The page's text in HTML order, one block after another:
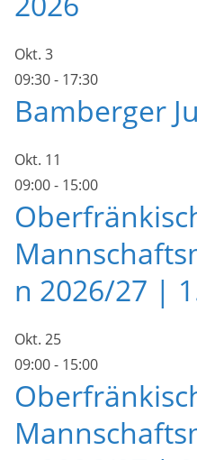
Okt. 3
09:30- 17:30
Bamberger
Okt. 11
09:00- 15:00
n 2026/27 |
Okt. 25
09:00- 15:00